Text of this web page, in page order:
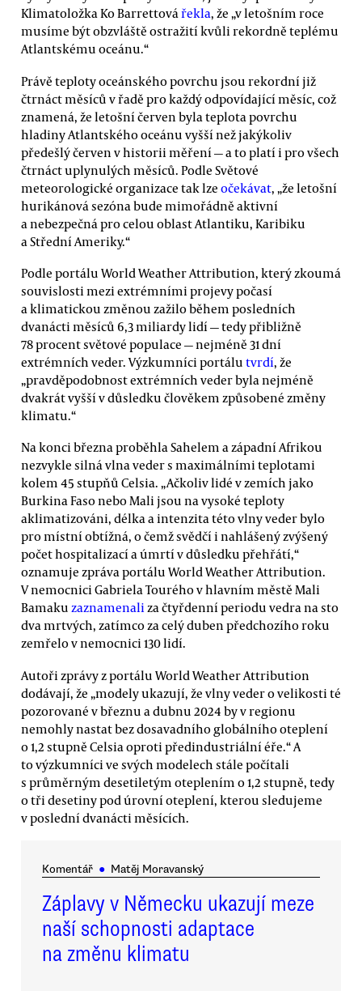
Klimatoložka Ko Barrettovářekla, že „v letošním roce
musíme být obzvláště ostražití kvůli rekordně teplému
Atlantskému oceánu.“
Právě teploty oceánského povrchu jsou rekordní již
čtrnáct měsíců v řadě pro každý odpovídající měsíc, což
znamená, že letošní červen byla teplota povrchu
hladiny Atlantského oceánu vyšší než jakýkoliv
předešlý červen v historii měření — a to platí i pro všech
čtrnáct uplynulých měsíců. Podle Světové
meteorologické organizace tak lze očekávat, „že letošní
hurikánová sezóna bude mimořádně aktivní
a nebezpečná pro celou oblast Atlantiku, Karibiku
a Střední Ameriky.“
Podle portálu World Weather Attribution, který zkoumá
souvislosti mezi extrémními projevy počasí
a klimatickou změnou zažilo během posledních
dvanácti měsíců 6,3 miliardy lidí — tedy přibližně
78 procent světové populace — nejméně 31 dní
extrémních veder. Výzkumníci portálu tvrdí, že
„pravděpodobnost extrémních veder byla nejméně
dvakrát vyšší v důsledku člověkem způsobené změny
klimatu.“
Na konci března proběhla Sahelem a západní Afrikou
nezvykle silná vlna veder s maximálními teplotami
kolem 45 stupňů Celsia. „Ačkoliv lidé v zemích jako
Burkina Faso nebo Mali jsou na vysoké teploty
aklimatizováni, délka a intenzita této vlny veder bylo
pro místní obtížná, o čemž svědčí i nahlášený zvýšený
počet hospitalizací a úmrtí v důsledku přehřátí,“
oznamuje zpráva portálu World Weather Attribution.
V nemocnici Gabriela Tourého v hlavním městě Mali
Bamaku zaznamenaliza čtyřdenní periodu vedra na sto
dva mrtvých, zatímco za celý duben předchozího roku
zemřelo v nemocnici 130 lidí.
Autoři zprávy z portálu World Weather Attribution
dodávají, že „modely ukazují, že vlny veder o velikosti té
pozorované v březnu a dubnu 2024 by v regionu
nemohly nastat bez dosavadního globálního oteplení
o 1,2 stupně Celsia oproti předindustriální éře.“ A
to výzkumníci ve svých modelech stále počítali
s průměrným desetiletým oteplením o 1,2 stupně, tedy
o tři desetiny pod úrovní oteplení, kterou sledujeme
v poslední dvanácti měsících.
Komentář ● Matěj Moravanský
Záplavy v Německu ukazují meze
naší schopnosti adaptace
na změnu klimatu